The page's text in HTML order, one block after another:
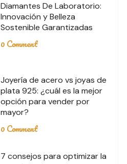
Diamantes De Laboratorio:
Innovación y Belleza
Sostenible Garantizadas
0 Comment
Joyería de acero vs joyas de
plata 925: ¿cuál es la mejor
opción para vender por
mayor?
0 Comment
7 consejos para optimizar la